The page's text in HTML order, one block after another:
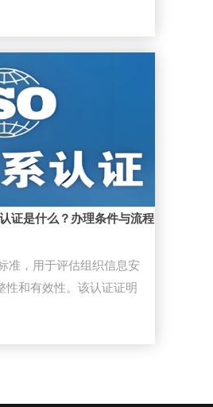
证是什么？办理条件与流程
准，用于评估组织信息安
性和有效性。该认证证明